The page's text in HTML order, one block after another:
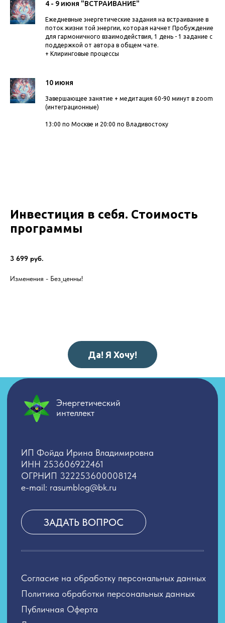
4 - 9 июня "ВСТРАИВАНИЕ"
Ежедневные энергетические задания на встраивание в
поток жизни той энергии, которая начнет Пробуждение
для гармоничного взаимодействия, 1 день - 1 задание с
поддержкой от автора в общем чате.
+ Клиринговые процессы
10 июня
Завершающее занятие + медитация 60-90 минут в zoom
(интеграционные)
13:00 по Москве и 20:00 по Владивостоку
Инвестиция в себя. Стоимость
программы
3 699 руб.
Изменения - Без_ценны!
Да! Я Хочу!